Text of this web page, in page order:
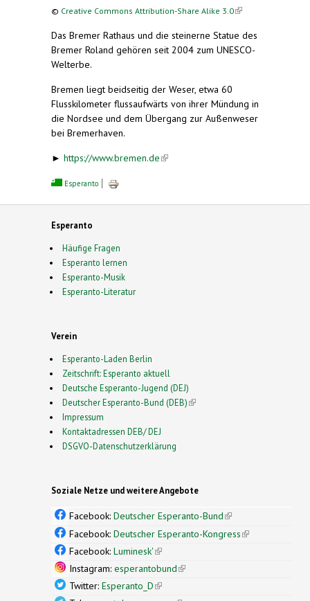
© Creative Commons Attribution-Share Alike 3.0(link is
Das Bremer Rathaus und die steinerne Statue des
Bremer Roland gehören seit 2004 zum UNESCO-
Welterbe.
Bremen liegt beidseitig der Weser, etwa 60
Flusskilometer flussaufwärts von ihrer Mündung in
die Nordsee und dem Übergang zur Außenweser
bei Bremerhaven.
► https://www.bremen.de(link is external)
Esperanto
Esperanto
Häufige Fragen
Esperanto lernen
Esperanto-Musik
Esperanto-Literatur
Verein
Esperanto-Laden Berlin
Zeitschrift: Esperanto aktuell
Deutsche Esperanto-Jugend (DEJ)
Deutscher Esperanto-Bund (DEB)(link is external)
Impressum
Kontaktadressen DEB/ DEJ
DSGVO-Datenschutzerklärung
Soziale Netze und weitere Angebote
Facebook: Deutscher Esperanto-Bund(link is
external)
Facebook: Deutscher Esperanto-Kongress(link is
Facebook: Luminesk'(link is external)
Instagram: esperantobund(link is external)
Twitter: Esperanto_D(link is external)